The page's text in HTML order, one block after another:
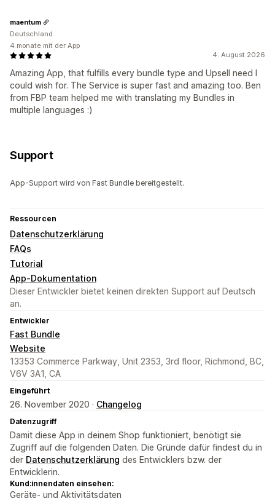
4. August 2026
Amazing App, that fulfills every bundle type and Upsell need I
could wish for. The Service is super fast and amazing too. Ben
from FBP team helped me with translating my Bundles in
multiple languages :)
maentum
Deutschland
4 monate mit der App
Support
App-Support wird von Fast Bundle bereitgestellt.
Ressourcen
Datenschutzerklärung
FAQs
Tutorial
App-Dokumentation
Dieser Entwickler bietet keinen direkten Support auf Deutsch
an.
Entwickler
Fast Bundle
Website
13353 Commerce Parkway, Unit 2353, 3rd floor, Richmond, BC,
V6V 3A1, CA
Eingeführt
26. November 2020 · Changelog
Datenzugriff
Damit diese App in deinem Shop funktioniert, benötigt sie
Zugriff auf die folgenden Daten. Die Gründe dafür findest du in
der Datenschutzerklärung des Entwicklers bzw. der
Entwicklerin.
Kund:innendaten einsehen:
Geräte- und Aktivitätsdaten